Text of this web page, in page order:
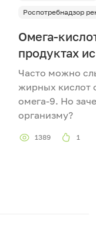
Роспотребнадзор
Омега-
продуктах
Часто можно
жирных кислот
омега-9. Но
организму?
1389 1